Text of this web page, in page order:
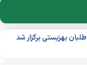
بهزیستی برگزار شد